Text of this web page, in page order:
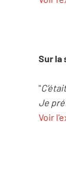
Sur la
"
Je
Voir